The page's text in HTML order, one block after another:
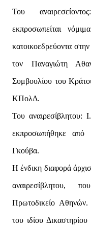
Του
εκπροσωπείται
κατοικοεδρεύοντα
τον Παναγιώτη
Συμβουλίου του
ΚΠολΔ.
Του
εκπροσωπήθηκε από
Γκούβα.
Η ένδικη διαφορά
αναιρεσίβλητου,
Πρωτοδικείο Αθηνών.
του ιδίου